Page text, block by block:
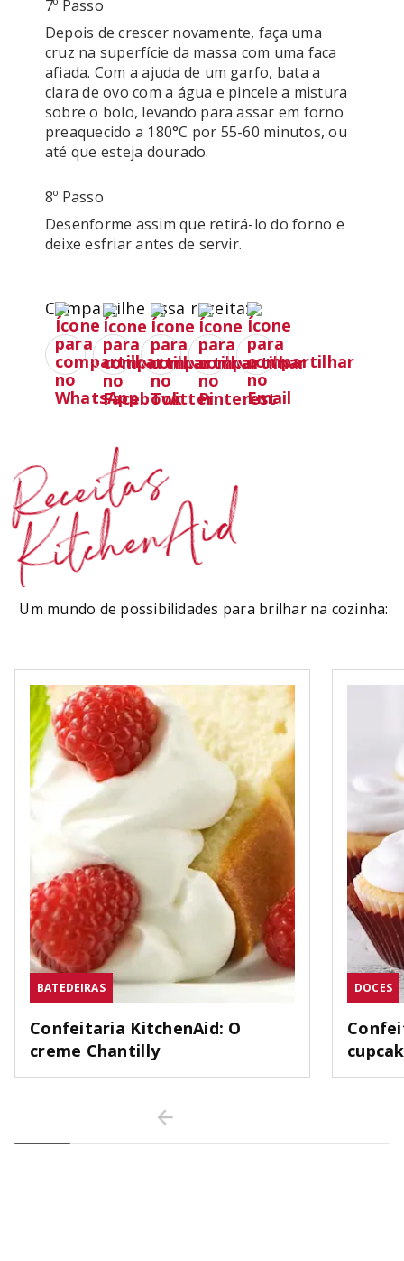
7º Passo
Depois de crescer novamente, faça uma
cruz na superfície da massa com uma faca
afiada. Com a ajuda de um garfo, bata a
clara de ovo com a água e pincele a mistura
sobre o bolo, levando para assar em forno
preaquecido a 180°C por 55-60 minutos, ou
até que esteja dourado.
8º Passo
Desenforme assim que retirá-lo do forno e
deixe esfriar antes de servir.
Compartilhe essa receita:
Receitas
KitchenAid
Um mundo de possibilidades para brilhar na cozinha:
BATEDEIRAS
Confeitaria KitchenAid: O
creme Chantilly
DOCES